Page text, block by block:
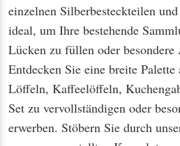
einzelnen Silberbesteckteilen
ideal, um Ihre bestehende
Lücken zu füllen oder besondere
Entdecken Sie eine breite Palette
Löffeln, Kaffeelöffeln,
Set zu vervollständigen oder
erwerben. Stöbern Sie durch